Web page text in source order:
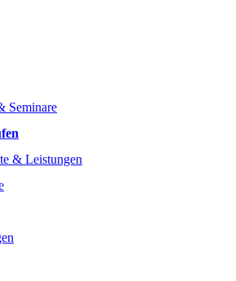
Seminare
& Leistungen